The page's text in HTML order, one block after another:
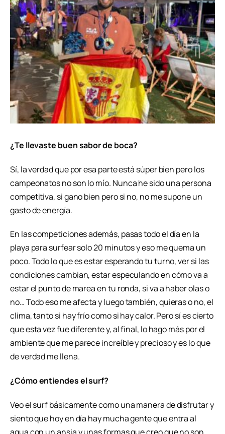
¿Te llevaste buen sabor de boca?
Sí, la verdad que por esa parte está súper bien pero los
campeonatos no son lo mío. Nunca he sido una persona
competitiva, si gano bien pero si no, no me supone un
gasto de energía.
En las competiciones además, pasas todo el día en la
playa para surfear solo 20 minutos y eso me quema un
poco. Todo lo que es estar esperando tu turno, ver si las
condiciones cambian, estar especulando en cómo va a
estar el punto de marea en tu ronda, si va a haber olas o
no… Todo eso me afecta y luego también, quieras o no, el
clima, tanto si hay frío como si hay calor. Pero sí es cierto
que esta vez fue diferente y, al final, lo hago más por el
ambiente que me parece increíble y precioso y es lo que
de verdad me llena.
¿Cómo entiendes el surf?
Veo el surf básicamente como una manera de disfrutar y
siento que hoy en día hay mucha gente que entra al